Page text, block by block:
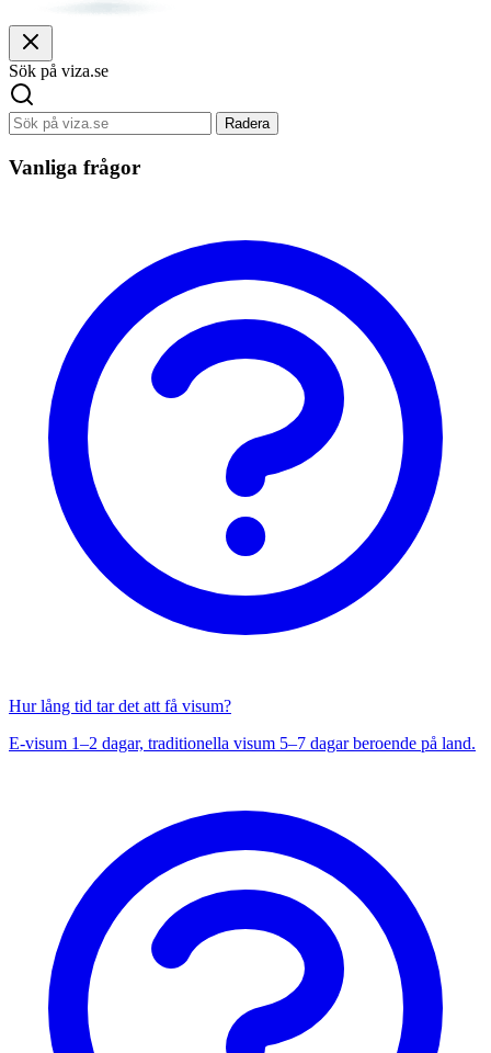
Sök på viza.se
Radera
Vanliga frågor
Hur lång tid tar det att få visum?
E-visum 1–2 dagar, traditionella visum 5–7 dagar beroende på land.